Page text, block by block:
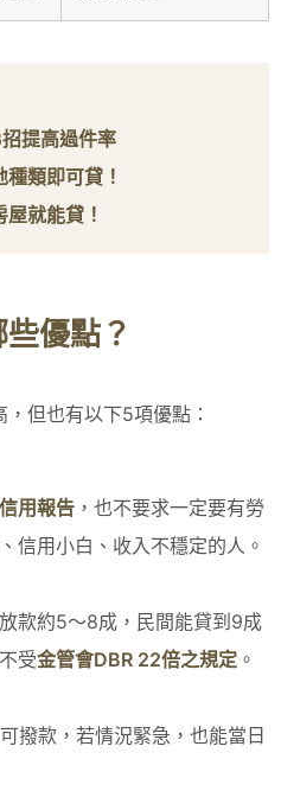
招提高過件率
類即可貸！
就能貸！
優點？
但也有以下5項優點：
信用報告 ，也不要求一定要有勞
信用小白、收入不穩定的人。
款約5～8成，民間能貸到9成
受金管會DBR 22倍之規定 。
撥款，若情況緊急，也能當日